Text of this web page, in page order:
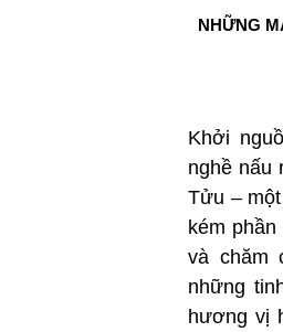
NHỮNG
Khởi
nghề nấu
Tửu –
kém
và chăm
những
hương vị